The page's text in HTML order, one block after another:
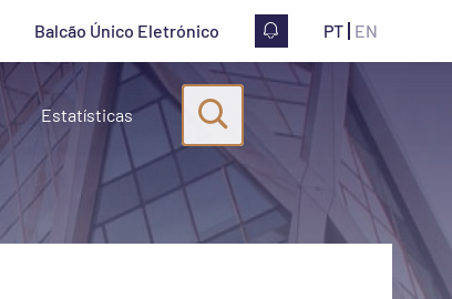
Pesquisa
Iniciar pesquisa
Balcão Único Eletrónico
Estatísticas
PT EN